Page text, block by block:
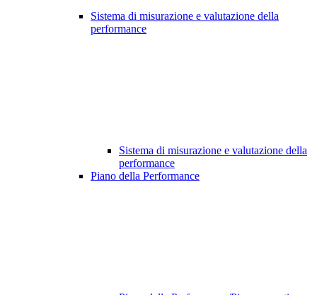
Sistema di misurazione e valutazione della
performance
Sistema di misurazione e valutazione della
performance
Piano della Performance